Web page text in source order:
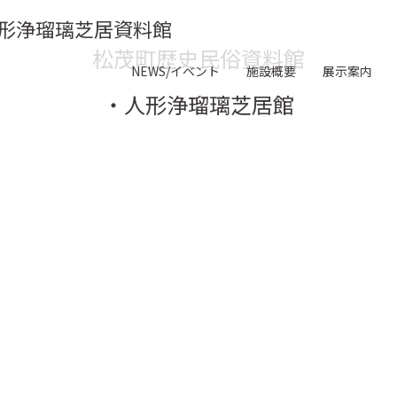
浄瑠璃芝居資料館
NEWS/イベント 施設概要 展示案内
松茂町歴史民俗資料館
・人形浄瑠璃芝居館